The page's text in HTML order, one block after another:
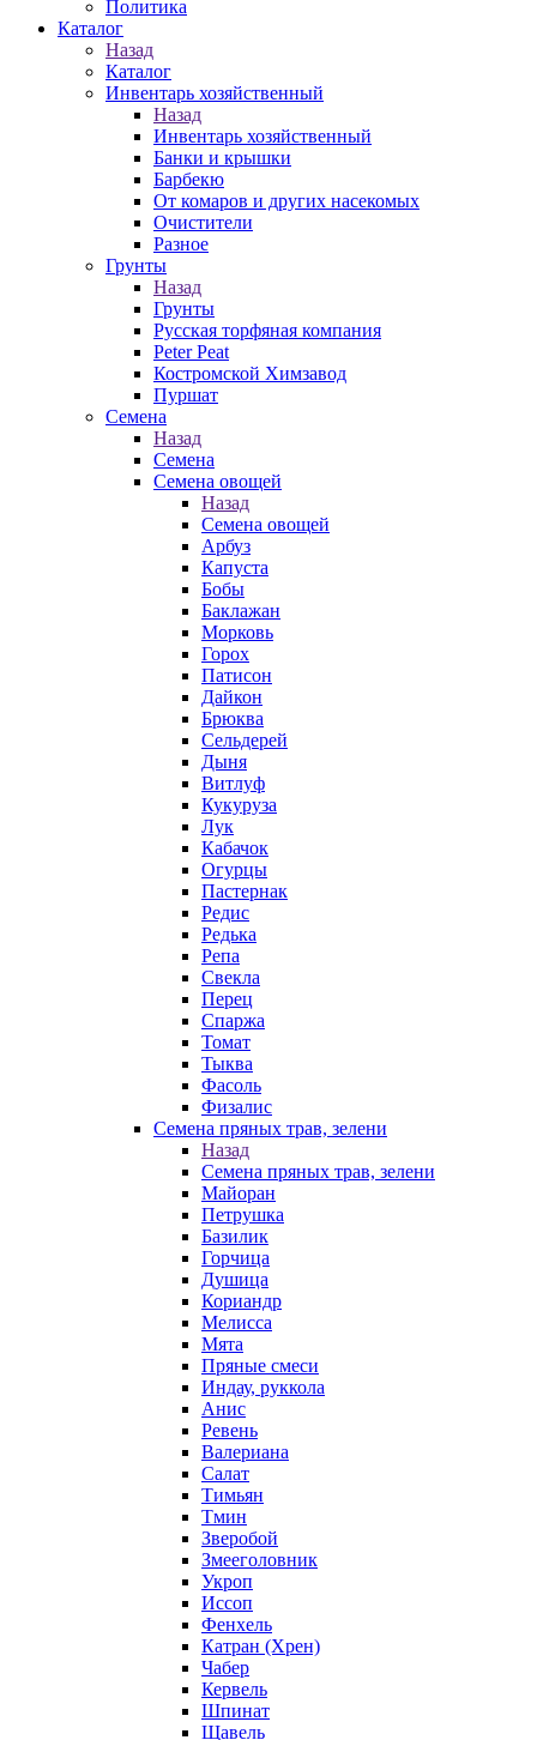
Политика
Каталог
Назад
Каталог
Инвентарь хозяйственный
Назад
Инвентарь хозяйственный
Банки и крышки
Барбекю
От комаров и других насекомых
Очистители
Разное
Грунты
Назад
Грунты
Русская торфяная компания
Peter Peat
Костромской Химзавод
Пуршат
Семена
Назад
Семена
Семена овощей
Назад
Семена овощей
Арбуз
Капуста
Бобы
Баклажан
Морковь
Горох
Патисон
Дайкон
Брюква
Сельдерей
Дыня
Витлуф
Кукуруза
Лук
Кабачок
Огурцы
Пастернак
Редис
Редька
Репа
Свекла
Перец
Спаржа
Томат
Тыква
Фасоль
Физалис
Семена пряных трав, зелени
Назад
Семена пряных трав, зелени
Майоран
Петрушка
Базилик
Горчица
Душица
Кориандр
Мелисса
Мята
Пряные смеси
Индау, руккола
Анис
Ревень
Валериана
Салат
Тимьян
Тмин
Зверобой
Змееголовник
Укроп
Иссоп
Фенхель
Катран (Хрен)
Чабер
Кервель
Шпинат
Щавель